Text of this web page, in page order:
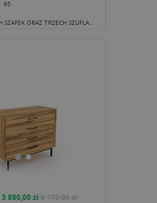
65
STRUKTURA TRZECH SZAFEK ORAZ TRZECH SZUFLAD UMIEJSCOWIONYCH NAD SZAFKAMI NAWIĄZYWAĆ MOŻE DO DAWNYCH KREDENSÓW.
3 880,00 zł5 170,00 zł